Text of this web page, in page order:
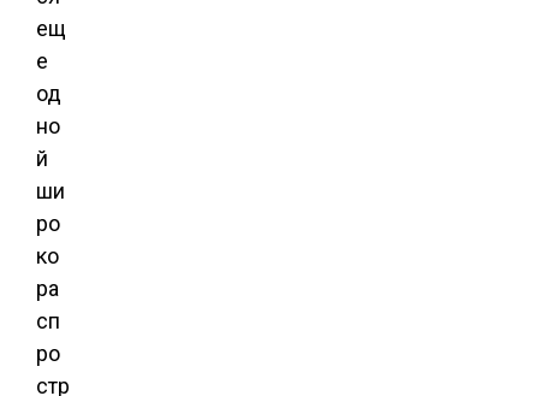
ещ
е
од
но
й
ши
ро
ко
ра
сп
ро
стр